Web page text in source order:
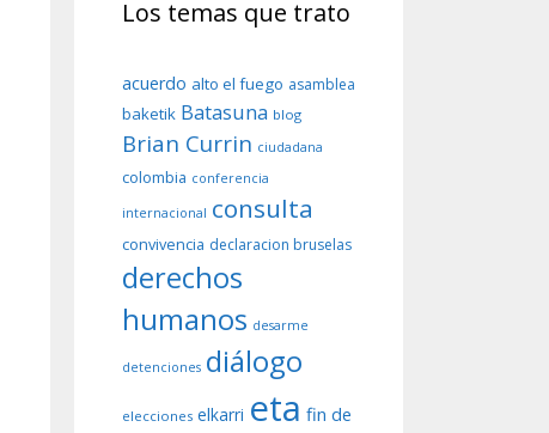
Los temas que trato
acuerdo alto el fuego asamblea
baketik Batasuna blog
Brian Currin ciudadana
colombia conferencia
internacional consulta
convivencia declaracion bruselas
derechos
humanos desarme
detenciones diálogo
elecciones elkarri eta fin de